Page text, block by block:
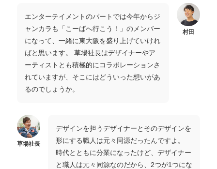
村田
エンターテイメントのパートでは今年からジ
ャンカラも「こーばへ行こう！」のメンバー
になって、一緒に東大阪を盛り上げていけれ
ばと思います。 草場社長はデザイナーやア
ーティストとも積極的にコラボレーションさ
れていますが、そこにはどういった想いがあ
るのでしょうか。
デザインを担うデザイナーとそのデザインを
形にする職人は元々同源だったんですよ。
時代とともに分業になったけど、デザイナー
と職人は元々同源なのだから、2つが1つにな
草場社長